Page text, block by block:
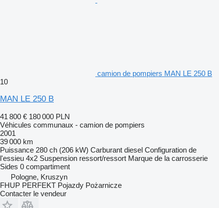
camion de pompiers MAN LE 250 B
10
MAN LE 250 B
41 800 € 180 000 PLN
Véhicules communaux - camion de pompiers
2001
39 000 km
Puissance 280 ch (206 kW) Carburant diesel Configuration de
l'essieu 4x2 Suspension ressort/ressort Marque de la carrosserie
Sides 0 compartiment
Pologne, Kruszyn
FHUP PERFEKT Pojazdy Pożarnicze
Contacter le vendeur